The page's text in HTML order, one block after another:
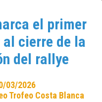
el primer
cierre de la
del rallye
03/2026
Trofeo Costa Blanca